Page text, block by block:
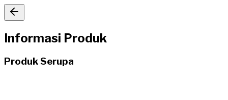
Informasi Produk
Produk Serupa